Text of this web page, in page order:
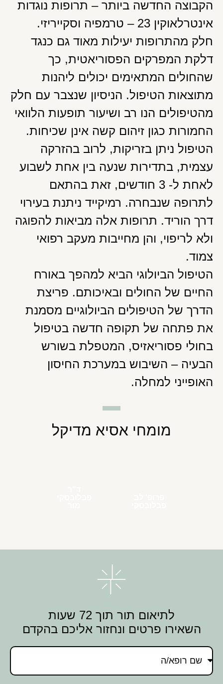
הקבוצה החדשה ביותר – תרופות נוגדות
אינטרלאוקין 23 – טרמפיה וסקייריזי.
חלק מהתרופות יעילות מאוד גם כנגד
דלקת המפרקים הפסוריאטית, כך
שהחולים המתאימים יכולים ליהנות
מתוצאות הטיפול. הניסיון שנצבר עם חלק
מהטיפולים הנו רב ושיעור תופעות הלוואי
החמורות כגון זיהום קשה אינן שכיחות.
הטיפול ניתן בזריקות, לרוב בהזרקה
עצמית, בתדירות שנעה בין אחת לשבוע
לאחת ל- 3 חודשים, זאת בהתאם
לתרופה שנבחרה. רמיקייד ניתנת בעירוי
דרך הוריד. תרופות אלה מביאות להפוגה
ולא לריפוי, והן מחייבות מעקב רפואי
צמוד.
הטיפול הביולוגי הביא למהפך באורח
החיים של החולים ובאיכותם. פריצת
הדרך של הטיפולים הביולוגיים מסמנת
את פתחה של תקופה חדשה בטיפול
בחולי פסוריאזיס, המטפלת בשורש
הבעיה – השיבוש במערכת החיסון
האופייני למחלה.
מומחי אסיא מדיקל
לתיאום תור תוך 72 שעות
השאירו פרטים ונחזור אליכם בהקדם